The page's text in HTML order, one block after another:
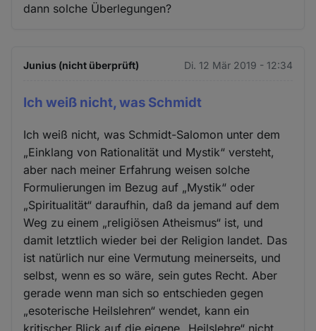
dann solche Überlegungen?
Junius (nicht überprüft) Di. 12 Mär 2019 - 12:34
Ich weiß nicht, was Schmidt
Ich weiß nicht, was Schmidt-Salomon unter dem
„Einklang von Rationalität und Mystik“ versteht,
aber nach meiner Erfahrung weisen solche
Formulierungen im Bezug auf „Mystik“ oder
„Spiritualität“ daraufhin, daß da jemand auf dem
Weg zu einem „religiösen Atheismus“ ist, und
damit letztlich wieder bei der Religion landet. Das
ist natürlich nur eine Vermutung meinerseits, und
selbst, wenn es so wäre, sein gutes Recht. Aber
gerade wenn man sich so entschieden gegen
„esoterische Heilslehren“ wendet, kann ein
kritischer Blick auf die eigene „Heilslehre“ nicht